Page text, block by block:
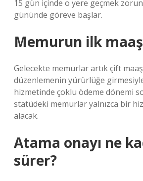
15 gün içinde o yere geçmek
gününde göreve başlar.
Memurun ilk
Gelecekte memurlar artık çift
düzenlemenin yürürlüğe
hizmetinde çoklu ödeme dönemi
statüdeki memurlar yalnızca bir
alacak.
Atama onayı ne
sürer?